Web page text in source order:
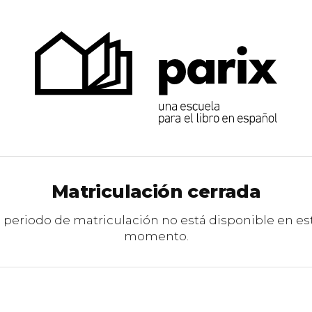
Matriculación cerrada
periodo de matriculación no está disponible en
momento.